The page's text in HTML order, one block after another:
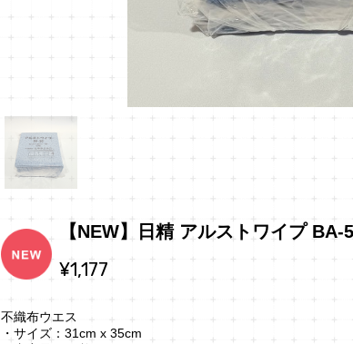
【NEW】日精 アルストワイプ BA-
¥1,177
不織布ウエス
・サイズ：31cm x 35cm